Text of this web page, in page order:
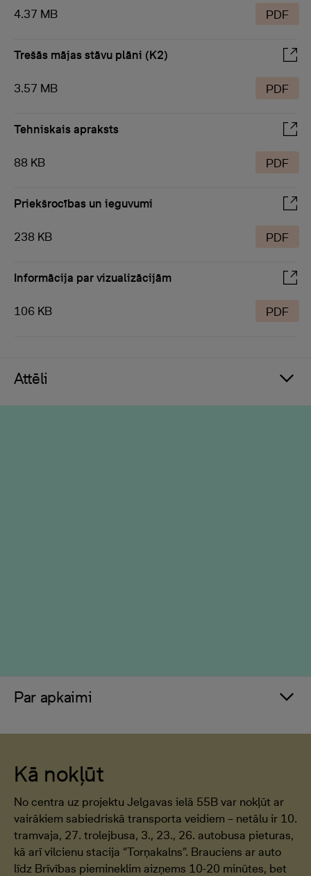
4.37 MB PDF
Trešās mājas stāvu plāni (K2)
3.57 MB PDF
Tehniskais apraksts
88 KB PDF
Priekšrocības un ieguvumi
238 KB PDF
Informācija par vizualizācijām
106 KB PDF
Attēli
Par apkaimi
Kā nokļūt
No centra uz projektu Jelgavas ielā 55B var nokļūt ar
vairākiem sabiedriskā transporta veidiem – netālu ir 10.
tramvaja, 27. trolejbusa, 3., 23., 26. autobusa pieturas,
kā arī vilcienu stacija “Torņakalns”. Brauciens ar auto
līdz Brīvības piemineklim aizņems 10-20 minūtes, bet